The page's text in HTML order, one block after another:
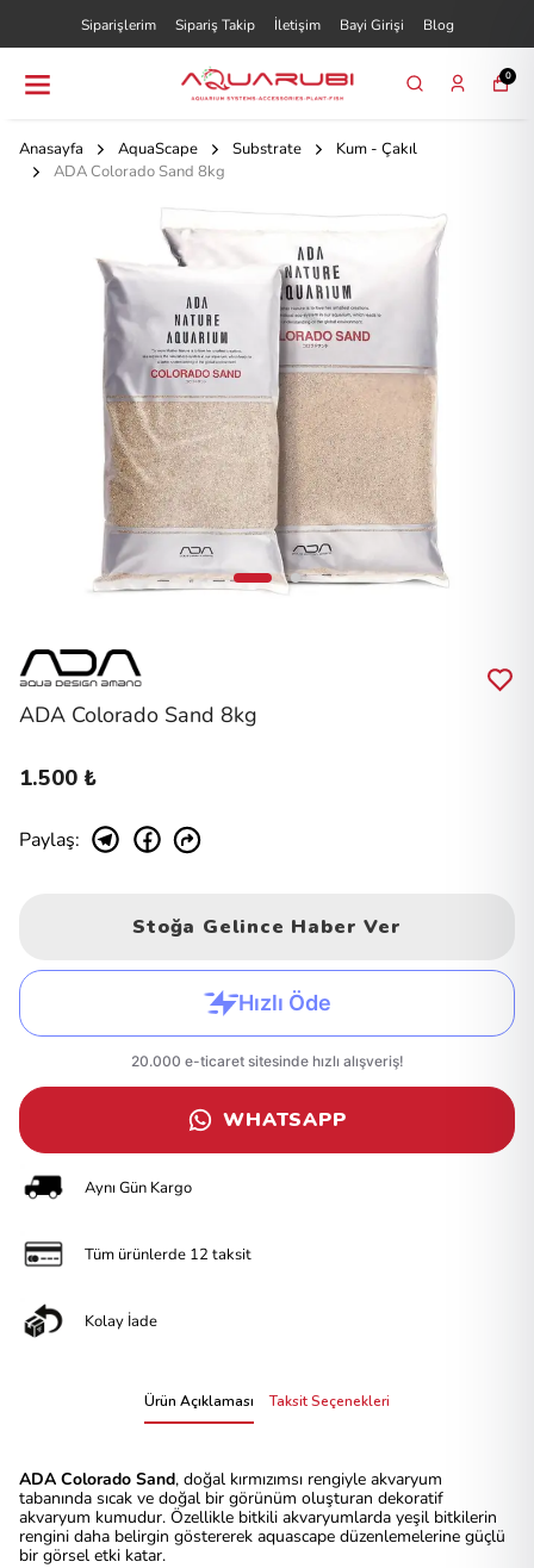
Siparişlerim Sipariş Takip İletişim Bayi Girişi Blog
0
Anasayfa AquaScape Substrate
Kum - Çakıl
ADA Colorado Sand 8kg
ADA Colorado Sand 8kg
1.500 ₺
Paylaş:
Stoğa Gelince Haber Ver
WHATSAPP
Aynı Gün Kargo
Tüm ürünlerde 12 taksit
Kolay İade
Ürün Açıklaması Taksit Seçenekleri
ADA Colorado Sand, doğal kırmızımsı rengiyle akvaryum
tabanında sıcak ve doğal bir görünüm oluşturan dekoratif
akvaryum kumudur. Özellikle bitkili akvaryumlarda yeşil bitkilerin
rengini daha belirgin göstererek aquascape düzenlemelerine güçlü
bir görsel etki katar.